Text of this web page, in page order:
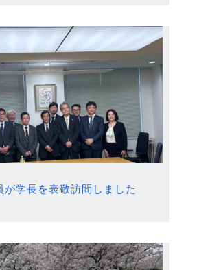
が学長を表敬訪問しました